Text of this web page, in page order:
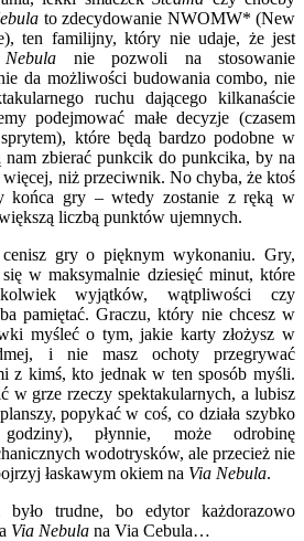
to zdecydowanie NWOMW* (New
ten familijny, który nie udaje, że jest
nie pozwoli na stosowanie
da możliwości budowania combo, nie
ruchu dającego kilkanaście
podejmować małe decyzje (czasem
które będą bardzo podobne w
zbierać punkcik do punkcika, by na
niż przeciwnik. No chyba, że ktoś
końca gry – wtedy zostanie z ręką w
liczbą punktów ujemnych.
gry o pięknym wykonaniu. Gry,
w maksymalnie dziesięć minut, które
wyjątków, wątpliwości czy
pamiętać. Graczu, który nie chcesz w
myśleć o tym, jakie karty złożysz w
i nie masz ochoty przegrywać
z kimś, kto jednak w ten sposób myśli.
w grze rzeczy spektakularnych, a lubisz
popykać w coś, co działa szybko
płynnie, może odrobinę
wodotrysków, ale przecież nie
łaskawym okiem na Via Nebula.
trudne, bo edytor każdorazowo
Via Nebula na Via Cebula…